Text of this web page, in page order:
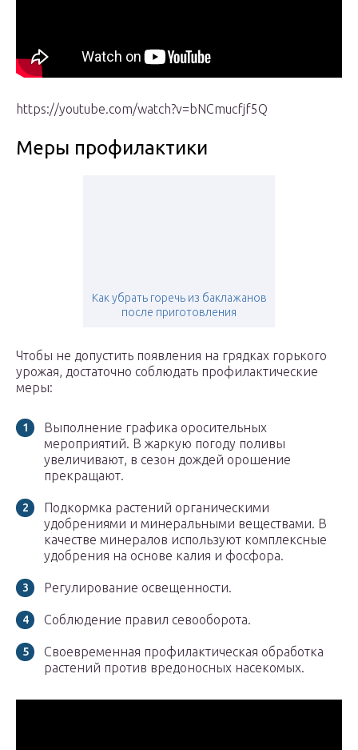
https://youtube.com/watch?v=bNCmucfjf5Q
Меры профилактики
Как убрать горечь из баклажанов
после приготовления
Чтобы не допустить появления на грядках горького
урожая, достаточно соблюдать профилактические
меры:
Выполнение графика оросительных
мероприятий. В жаркую погоду поливы
увеличивают, в сезон дождей орошение
прекращают.
Подкормка растений органическими
удобрениями и минеральными веществами. В
качестве минералов используют комплексные
удобрения на основе калия и фосфора.
Регулирование освещенности.
Соблюдение правил севооборота.
Своевременная профилактическая обработка
растений против вредоносных насекомых.